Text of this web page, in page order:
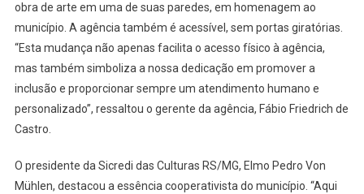
obra de arte em uma de suas paredes, em homenagem ao
município. A agência também é acessível, sem portas giratórias.
“Esta mudança não apenas facilita o acesso físico à agência,
mas também simboliza a nossa dedicação em promover a
inclusão e proporcionar sempre um atendimento humano e
personalizado”, ressaltou o gerente da agência, Fábio Friedrich de
Castro.
O presidente da Sicredi das Culturas RS/MG, Elmo Pedro Von
Mühlen, destacou a essência cooperativista do município. “Aqui